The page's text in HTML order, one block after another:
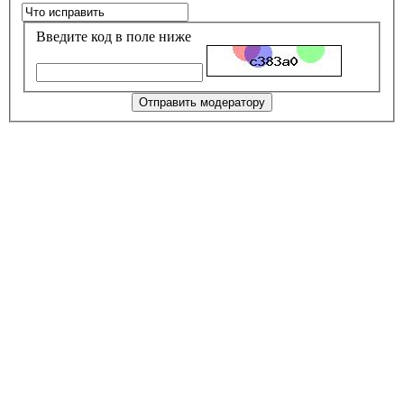
Введите код в поле ниже
Отправить модератору